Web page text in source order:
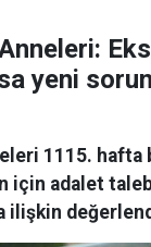
yeni
1115. hafta
için adalet
ilişkin